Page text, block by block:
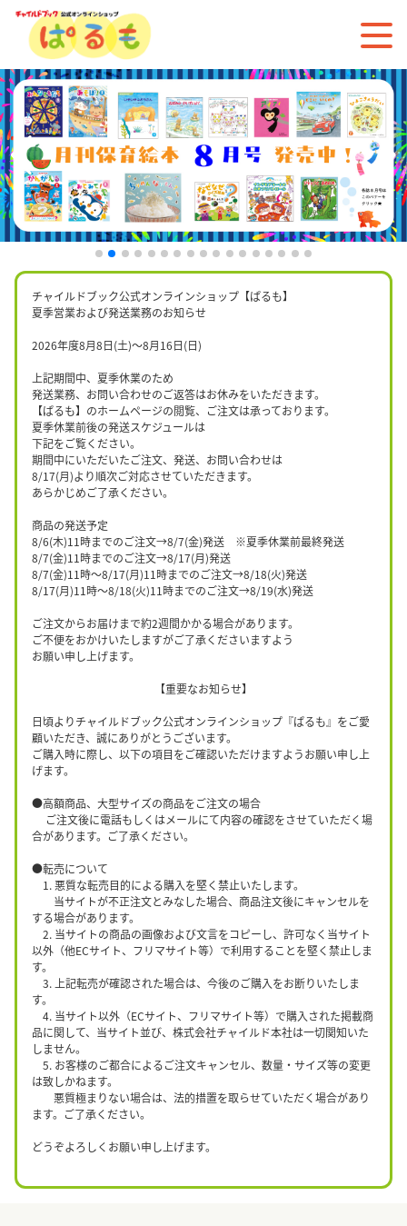
チャイルドブック公式オンラインショップ【ぱるも】
夏季営業および発送業務のお知らせ
2026年度8月8日(土)〜8月16日(日)
上記期間中、夏季休業のため
発送業務、お問い合わせのご返答はお休みをいただきます。
【ぱるも】のホームページの閲覧、ご注文は承っております。
夏季休業前後の発送スケジュールは
下記をご覧ください。
期間中にいただいたご注文、発送、お問い合わせは
8/17(月)より順次ご対応させていただきます。
あらかじめご了承ください。
商品の発送予定
8/6(木)11時までのご注文→8/7(金)発送 ※夏季休業前最終発送
8/7(金)11時までのご注文→8/17(月)発送
8/7(金)11時〜8/17(月)11時までのご注文→8/18(火)発送
8/17(月)11時〜8/18(火)11時までのご注文→8/19(水)発送
ご注文からお届けまで約2週間かかる場合があります。
ご不便をおかけいたしますがご了承くださいますよう
お願い申し上げます。
【重要なお知らせ】
日頃よりチャイルドブック公式オンラインショップ『ぱるも』をご愛
顧いただき、誠にありがとうございます。
ご購入時に際し、以下の項目をご確認いただけますようお願い申し上
げます。
●高額商品、大型サイズの商品をご注文の場合
ご注文後に電話もしくはメールにて内容の確認をさせていただく場
合があります。ご了承ください。
●転売について
1. 悪質な転売目的による購入を堅く禁止いたします。
当サイトが不正注文とみなした場合、商品注文後にキャンセルを
する場合があります。
2. 当サイトの商品の画像および文言をコピーし、許可なく当サイト
以外（他ECサイト、フリマサイト等）で利用することを堅く禁止しま
す。
3. 上記転売が確認された場合は、今後のご購入をお断りいたしま
す。
4. 当サイト以外（ECサイト、フリマサイト等）で購入された掲載商
品に関して、当サイト並び、株式会社チャイルド本社は一切関知いた
しません。
5. お客様のご都合によるご注文キャンセル、数量・サイズ等の変更
は致しかねます。
悪質極まりない場合は、法的措置を取らせていただく場合があり
ます。ご了承ください。
どうぞよろしくお願い申し上げます。